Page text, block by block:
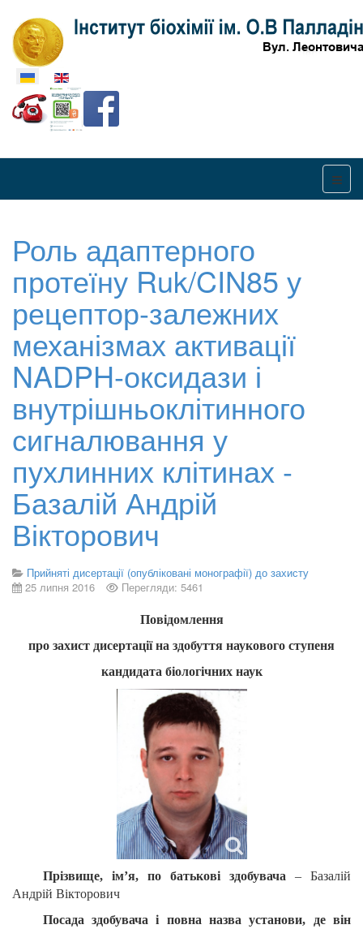
Оберіть свою мову
Роль адаптерного
протеїну Ruk/CIN85 у
рецептор-залежних
механізмах активації
NADPH-оксидази і
внутрішньоклітинного
сигналювання у
пухлинних клітинах -
Базалій Андрій
Вікторович
Прийняті дисертації (опубліковані монографії) до захисту
25 липня 2016
Перегляди: 5461
Повідомлення
про захист дисертації на здобуття наукового ступеня
кандидата біологічних наук
Прізвище, ім’я, по батькові здобувача – Базалій
Андрій Вікторович
Посада здобувача і повна назва установи, де він